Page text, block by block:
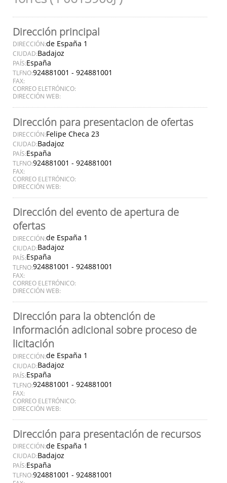
Dirección principal
DIRECCIÓN:de España 1
CIUDAD:Badajoz
PAÍS:España
TLFNO:924881001 - 924881001
FAX:
CORREO ELETRÓNICO:
DIRECCIÓN WEB:
Dirección para presentacion de ofertas
DIRECCIÓN:Felipe Checa 23
CIUDAD:Badajoz
PAÍS:España
TLFNO:924881001 - 924881001
FAX:
CORREO ELETRÓNICO:
DIRECCIÓN WEB:
Dirección del evento de apertura de
ofertas
DIRECCIÓN:de España 1
CIUDAD:Badajoz
PAÍS:España
TLFNO:924881001 - 924881001
FAX:
CORREO ELETRÓNICO:
DIRECCIÓN WEB:
Dirección para la obtención de
información adicional sobre proceso de
licitación
DIRECCIÓN:de España 1
CIUDAD:Badajoz
PAÍS:España
TLFNO:924881001 - 924881001
FAX:
CORREO ELETRÓNICO:
DIRECCIÓN WEB:
Dirección para presentación de recursos
DIRECCIÓN:de España 1
CIUDAD:Badajoz
PAÍS:España
TLFNO:924881001 - 924881001